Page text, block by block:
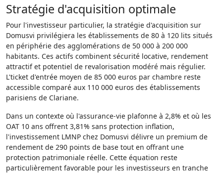
Stratégie d'acquisition optimale
Pour l'investisseur particulier, la stratégie d'acquisition sur
Domusvi privilégiera les établissements de 80 à 120 lits situés
en périphérie des agglomérations de 50 000 à 200 000
habitants. Ces actifs combinent sécurité locative, rendement
attractif et potentiel de revalorisation modéré mais régulier.
L'ticket d'entrée moyen de 85 000 euros par chambre reste
accessible comparé aux 110 000 euros des établissements
parisiens de Clariane.
Dans un contexte où l'assurance-vie plafonne à 2,8% et où les
OAT 10 ans offrent 3,81% sans protection inflation,
l'investissement LMNP chez Domusvi délivre un premium de
rendement de 290 points de base tout en offrant une
protection patrimoniale réelle. Cette équation reste
particulièrement favorable pour les investisseurs en tranche